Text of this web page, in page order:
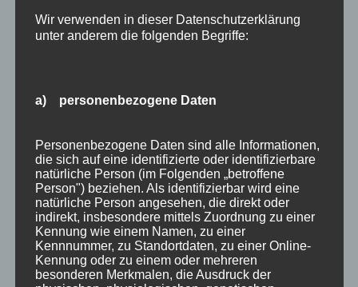
Wir Oberstdorfer
Stichworte
Wir verwenden in dieser Datenschutzerklärung
unter anderem die folgenden Begriffe:
a) personenbezogene Daten
Personenbezogene Daten sind alle Informationen,
die sich auf eine identifizierte oder identifizierbare
natürliche Person (im Folgenden „betroffene
Person") beziehen. Als identifizierbar wird eine
natürliche Person angesehen, die direkt oder
indirekt, insbesondere mittels Zuordnung zu einer
Kennung wie einem Namen, zu einer
Kennnummer, zu Standortdaten, zu einer Online-
Kennung oder zu einem oder mehreren
besonderen Merkmalen, die Ausdruck der